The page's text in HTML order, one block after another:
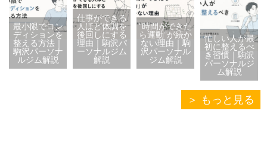
最小限でコン
ディションを
整える方法｜
駒沢パーソナ
ルジム解説
仕事ができる
人ほど体調を
後回しにする
理由｜駒沢パ
ーソナルジム
解説
“時間ができた
ら運動”が続か
ない理由｜駒
沢パーソナル
ジム解説
忙しい人が最
初に整えるべ
き習慣｜駒沢
パーソナルジ
ム解説
もっと見る